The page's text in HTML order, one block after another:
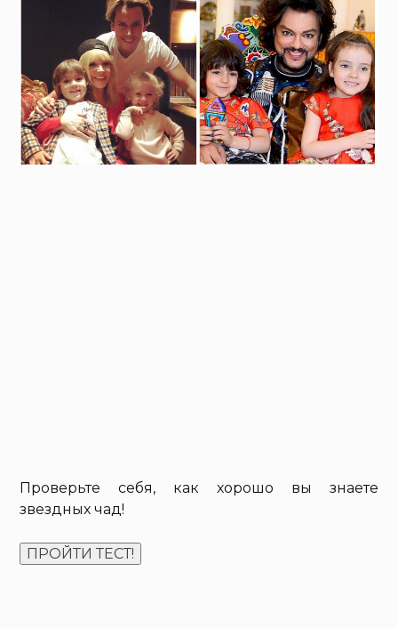
Проверьте себя, как хорошо вы знаете
звездных чад!
ПРОЙТИ ТЕСТ!